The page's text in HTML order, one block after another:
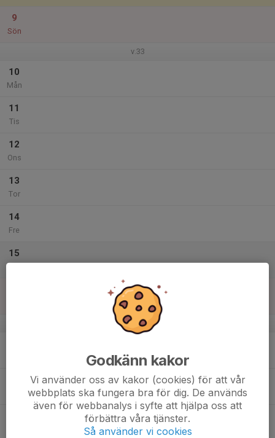
9
Sön
v.33
10
Mån
11
Tis
12
Ons
13
Tor
14
Fre
15
v.34
Godkänn kakor
Vi använder oss av kakor (cookies) för att vår
webbplats ska fungera bra för dig. De används
även för webbanalys i syfte att hjälpa oss att
förbättra våra tjänster.
Så använder vi cookies